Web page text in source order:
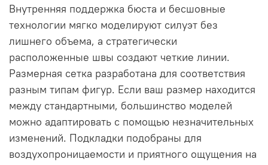
Внутренняя поддержка бюста и бесшовные
технологии мягко моделируют силуэт без
лишнего объема, а стратегически
расположенные швы создают четкие линии.
Размерная сетка разработана для соответствия
разным типам фигур. Если ваш размер находится
между стандартными, большинство моделей
можно адаптировать с помощью незначительных
изменений. Подкладки подобраны для
воздухопроницаемости и приятного ощущения на